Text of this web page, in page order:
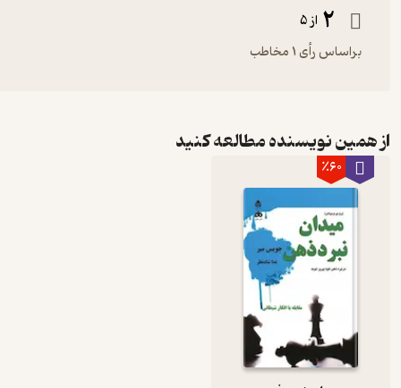
2 از 5
براساس رأی 1 مخاطب
از همین نویسنده مطالعه کنید
٪60